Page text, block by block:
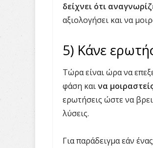
δείχνει ότι
αξιολογήσει και να
5) Κάνε
Τώρα είναι ώρα να
φάση καινα
ερωτήσεις ώστε να
λύσεις.
Για παράδειγμα εάν